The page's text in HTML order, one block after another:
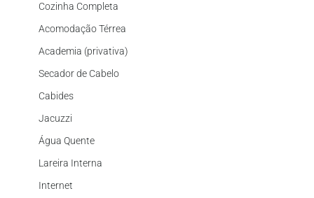
Cozinha Completa
Acomodação Térrea
Academia (privativa)
Secador de Cabelo
Cabides
Jacuzzi
Água Quente
Lareira Interna
Internet